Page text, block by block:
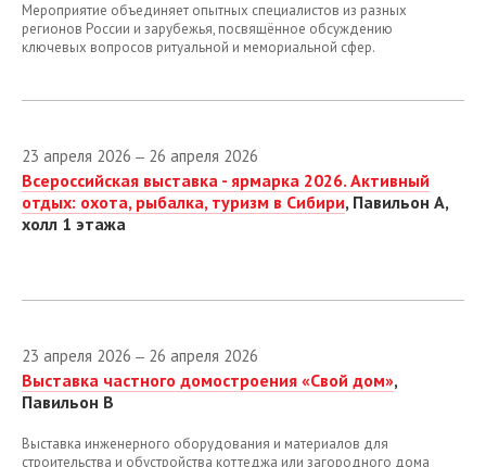
Мероприятие объединяет опытных специалистов из разных
регионов России и зарубежья, посвящённое обсуждению
ключевых вопросов ритуальной и мемориальной сфер.
23 апреля 2026 — 26 апреля 2026
Всероссийская выставка - ярмарка 2026. Активный
отдых: охота, рыбалка, туризм в Сибири, Павильон А,
холл 1 этажа
23 апреля 2026 — 26 апреля 2026
Выставка частного домостроения «Свой дом»,
Павильон B
Выставка инженерного оборудования и материалов для
строительства и обустройства коттеджа или загородного дома